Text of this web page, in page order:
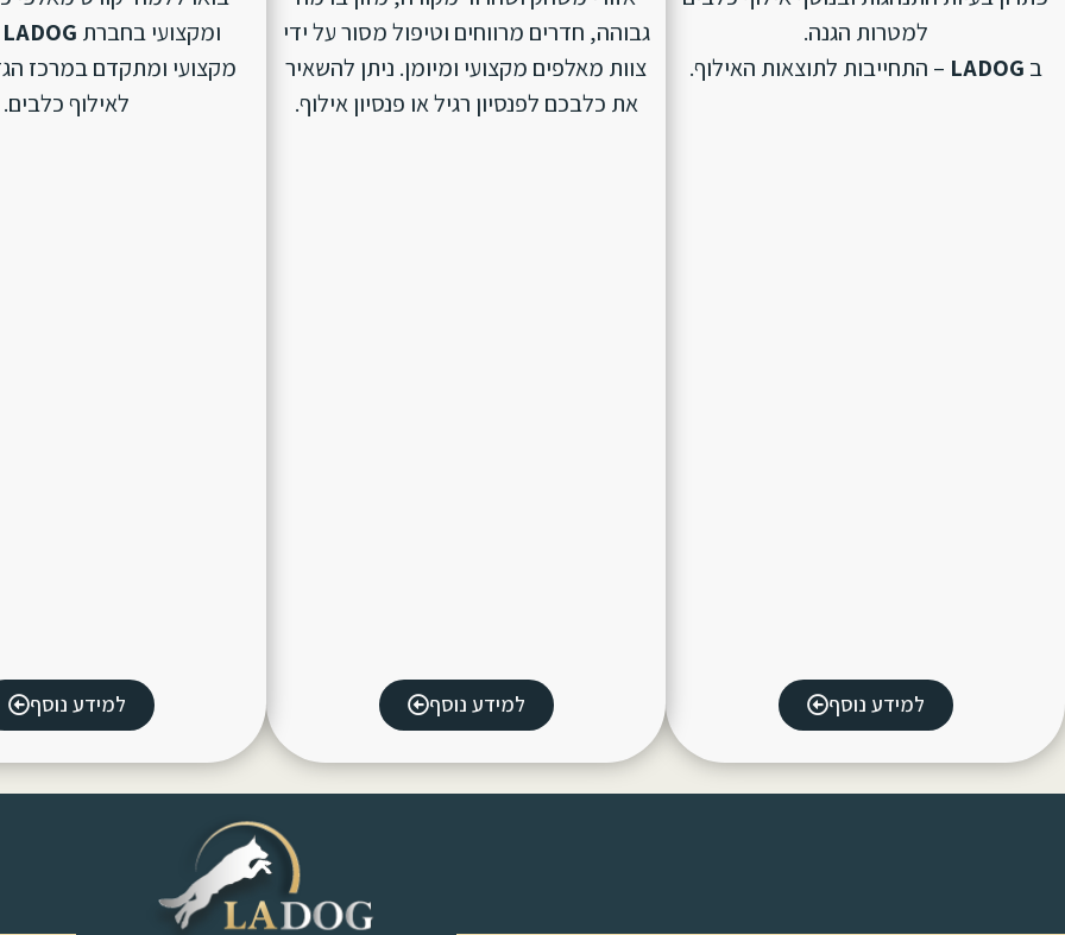
למטרות הגנה.
ב LADOG – התחייבות לתוצאות האילוף.
למידע נוסף
גבוהה, חדרים מרווחים וטיפול מסור על ידי
צוות מאלפים מקצועי ומיומן. ניתן להשאיר
את כלבכם לפנסיון רגיל או פנסיון אילוף.
למידע נוסף
ומקצועי בחברת LADOG
מקצועי ומתקדם במרכז
לאילוף כלבים.
למידע נוסף